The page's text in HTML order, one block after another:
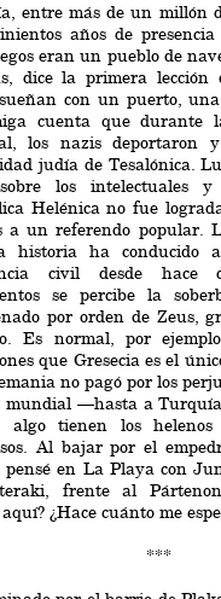
entre más de un millón
años de
eran un pueblo de
dice la primera lección
con un puerto,
cuenta que durante
los nazis deportaron
judía de Tesalónica.
los intelectuales
Helénica no fue
a un referendo popular.
historia ha conducido
civil desde hace
se percibe la
por orden de Zeus,
Es normal, por
que Gresecia es el
no pagó por los
mundial —hasta a
algo tienen los
Al bajar por el
pensé en La Playa con
frente al
¿Hace cuánto me
***